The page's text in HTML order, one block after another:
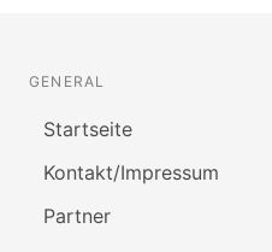
GENERAL
Startseite
Kontakt/Impressum
Partner